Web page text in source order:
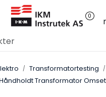
0
Transformatortesting
Håndholdt Transformator